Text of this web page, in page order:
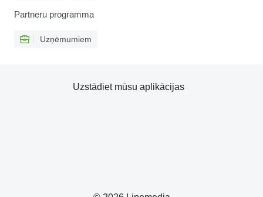
Partneru programma
Uzņēmumiem
Uzstādiet mūsu aplikācijas